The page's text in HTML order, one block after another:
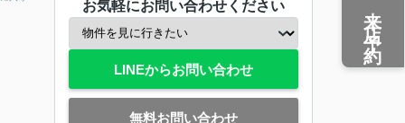
お気軽にお問い合わせください
LINEからお問い合わせ
無料お問い合わせ
来店予約